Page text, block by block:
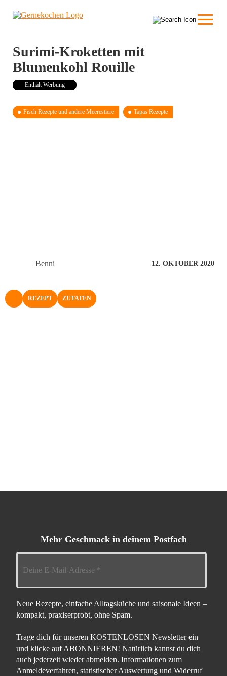
Surimi-Kroketten mit
Blumenkohl Rouille
Enthält Werbung
Fisch Rezepte und andere Meerestiere Tapas Rezepte
Benni 12. OKTOBER 2020
NACH OBEN
REZEPT ZUTATEN
Mehr Geschmack in deinem Postfach
Neue Rezepte, einfache Alltagsküche und saisonale Ideen –
kompakt, praxiserprobt, ohne Spam.
Trage dich für unseren KOSTENLOSEN Newsletter ein
und klicke auf ABONNIEREN! Natürlich kannst du dich
auch jederzeit wieder abmelden. Informationen zum
Anmeldeverfahren, statistischer Auswertung und Widerruf